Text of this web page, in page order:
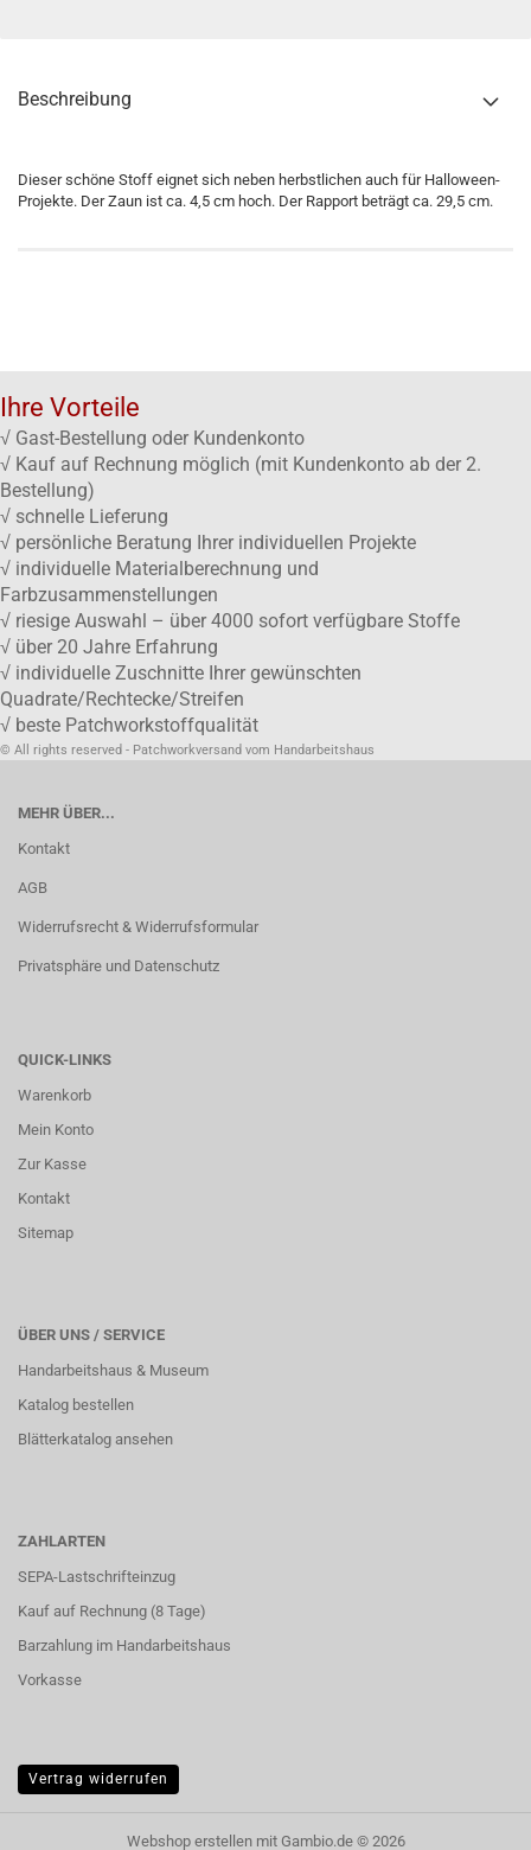
Beschreibung
Dieser schöne Stoff eignet sich neben herbstlichen auch für Halloween-
Projekte. Der Zaun ist ca. 4,5 cm hoch. Der Rapport beträgt ca. 29,5 cm.
Ihre Vorteile
√ Gast-Bestellung oder Kundenkonto
√ Kauf auf Rechnung möglich (mit Kundenkonto ab der 2.
Bestellung)
√ schnelle Lieferung
√ persönliche Beratung Ihrer individuellen Projekte
√ individuelle Materialberechnung und
Farbzusammenstellungen
√ riesige Auswahl – über 4000 sofort verfügbare Stoffe
√ über 20 Jahre Erfahrung
√ individuelle Zuschnitte Ihrer gewünschten
Quadrate/Rechtecke/Streifen
√ beste Patchworkstoffqualität
© All rights reserved - Patchworkversand vom Handarbeitshaus
MEHR ÜBER...
Kontakt
AGB
Widerrufsrecht & Widerrufsformular
Privatsphäre und Datenschutz
QUICK-LINKS
Warenkorb
Mein Konto
Zur Kasse
Kontakt
Sitemap
ÜBER UNS / SERVICE
Handarbeitshaus & Museum
Katalog bestellen
Blätterkatalog ansehen
ZAHLARTEN
SEPA-Lastschrifteinzug
Kauf auf Rechnung (8 Tage)
Barzahlung im Handarbeitshaus
Vorkasse
Vertrag widerrufen
Webshop erstellenmit Gambio.de © 2026